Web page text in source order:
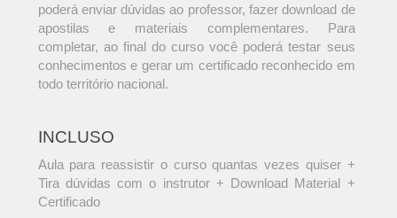
poderá enviar dúvidas ao professor, fazer download de
apostilas e materiais complementares. Para
completar, ao final do curso você poderá testar seus
conhecimentos e gerar um certificado reconhecido em
todo território nacional.
INCLUSO
Aula para reassistir o curso quantas vezes quiser +
Tira dúvidas com o instrutor + Download Material +
Certificado